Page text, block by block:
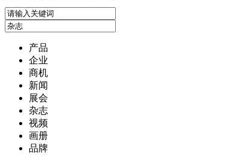
产品
企业
商机
新闻
展会
杂志
视频
画册
品牌